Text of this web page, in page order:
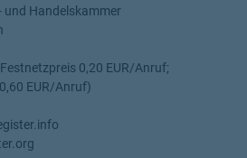
und Handelskammer
0,20 EUR/Anruf;
EUR/Anruf)